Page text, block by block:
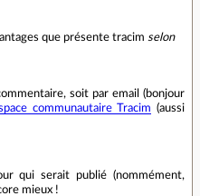
que présente tracim selon
soit par email (bonjour
communautaire Tracim (aussi
qui serait publié (nommément,
mieux !